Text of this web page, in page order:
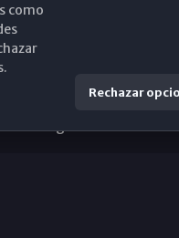
29015 Málaga
como
Rechazar